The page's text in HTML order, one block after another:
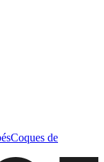
Coques de